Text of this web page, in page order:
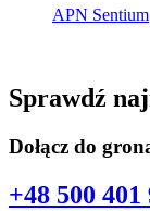
APN Sentium
Sprawdź
Dołącz do
+48 500 401